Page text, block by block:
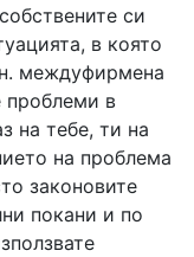
си
в която
междуфирмена
проблеми в
на тебе, ти на
на проблема
законовите
покани и по